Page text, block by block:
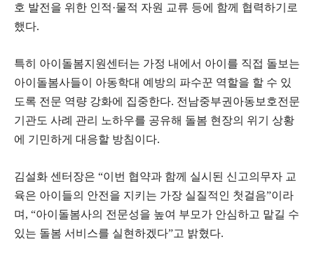
호 발전을 위한 인적·물적 자원 교류 등에 함께 협력하기로
했다.
특히 아이돌봄지원센터는 가정 내에서 아이를 직접 돌보는
아이돌봄사들이 아동학대 예방의 파수꾼 역할을 할 수 있
도록 전문 역량 강화에 집중한다. 전남중부권아동보호전문
기관도 사례 관리 노하우를 공유해 돌봄 현장의 위기 상황
에 기민하게 대응할 방침이다.
김설화 센터장은 “이번 협약과 함께 실시된 신고의무자 교
육은 아이들의 안전을 지키는 가장 실질적인 첫걸음”이라
며, “아이돌봄사의 전문성을 높여 부모가 안심하고 맡길 수
있는 돌봄 서비스를 실현하겠다”고 밝혔다.